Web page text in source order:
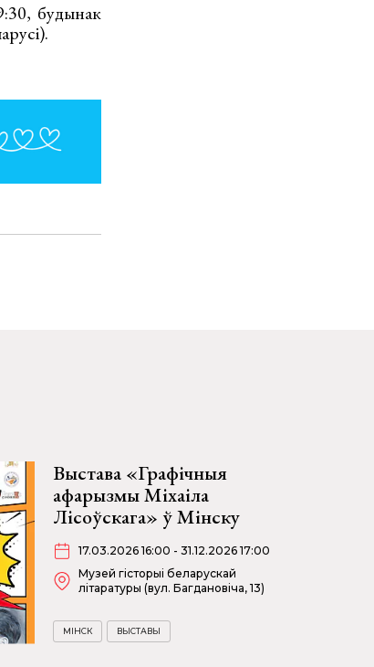
будынак
Выстава «Графічныя
афарызмы Міхаіла
Лісоўскага» ў Мінску
17.03.2026 16:00 - 31.12.2026 17:00
Музей гісторыі беларускай
літаратуры (вул. Багдановіча, 13)
МІНСК ВЫСТАВЫ